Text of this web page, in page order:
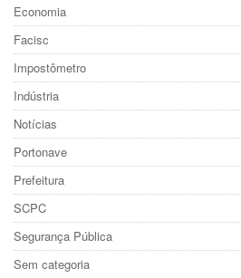
Economia
Facisc
Impostômetro
Indústria
Notícias
Portonave
Prefeitura
SCPC
Segurança Pública
Sem categoria